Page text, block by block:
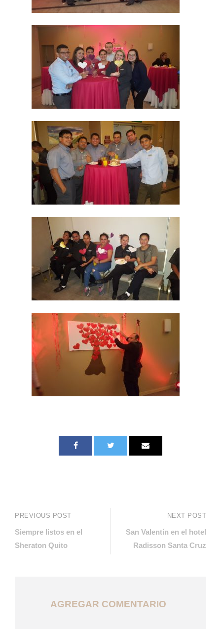
PREVIOUS POST
Siempre listos en el
Sheraton Quito
NEXT POST
San Valentín en el hotel
Radisson Santa Cruz
AGREGAR COMENTARIO